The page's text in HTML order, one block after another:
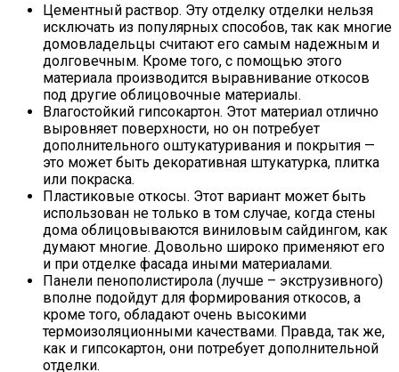
Цементный раствор. Эту отделку отделки нельзя
исключать из популярных способов, так как многие
домовладельцы считают его самым надежным и
долговечным. Кроме того, с помощью этого
материала производится выравнивание откосов
под другие облицовочные материалы.
Влагостойкий гипсокартон. Этот материал отлично
выровняет поверхности, но он потребует
дополнительного оштукатуривания и покрытия —
это может быть декоративная штукатурка, плитка
или покраска.
Пластиковые откосы. Этот вариант может быть
использован не только в том случае, когда стены
дома облицовываются виниловым сайдингом, как
думают многие. Довольно широко применяют его
и при отделке фасада иными материалами.
Панели пенополистирола (лучше – экструзивного)
вполне подойдут для формирования откосов, а
кроме того, обладают очень высокими
термоизоляционными качествами. Правда, так же,
как и гипсокартон, они потребует дополнительной
отделки.